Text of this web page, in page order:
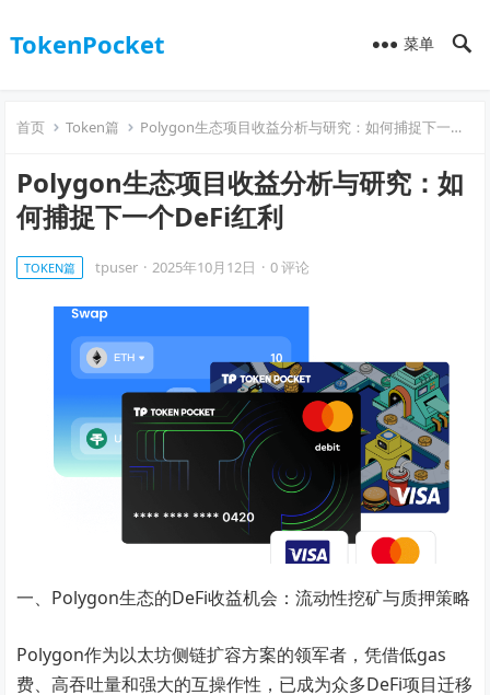
TokenPocket 菜单
首页 Token篇 Polygon生态项目收益分析与研究：如何捕捉下一个DeFi红利
Polygon生态项目收益分析与研究：如
何捕捉下一个DeFi红利
TOKEN篇 tpuser · 2025年10月12日 · 0 评论
一、Polygon生态的DeFi收益机会：流动性挖矿与质押策略
Polygon作为以太坊侧链扩容方案的领军者，凭借低gas
费、高吞吐量和强大的互操作性，已成为众多DeFi项目迁移